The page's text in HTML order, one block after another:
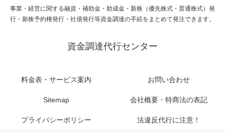
事業・経営に関する融資・補助金・助成金・新株（優先株式・普通株式）発
行・新株予約権発行・社債発行等資金調達の手続をまとめて発注できます。
資金調達代行センター
料金表・サービス案内 お問い合わせ
Sitemap 会社概要・特商法の表記
プライバシーポリシー 法違反代行に注意！